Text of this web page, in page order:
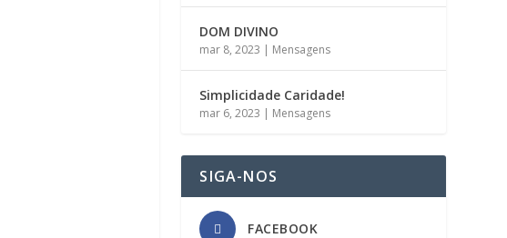
DOM DIVINO
mar 8, 2023 | Mensagens
Simplicidade Caridade!
mar 6, 2023 | Mensagens
SIGA-NOS
FACEBOOK